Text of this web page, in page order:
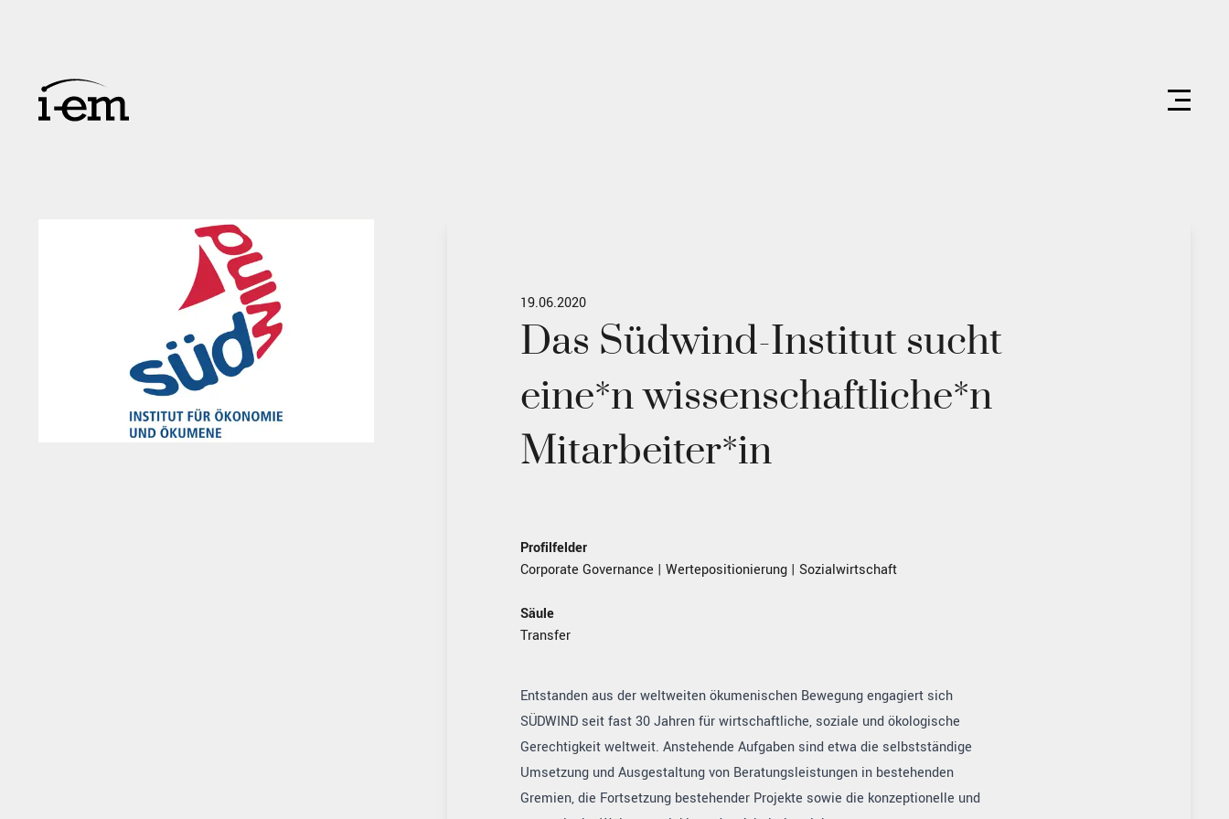
19.06.2020
Das Südwind-Institut sucht
eine*n wissenschaftliche*n
Mitarbeiter*in
Profilfelder
Corporate Governance | Wertepositionierung| Sozialwirtschaft
Säule
Transfer
Entstanden aus der weltweiten ökumenischen Bewegung engagiert sich
SÜDWIND seit fast 30 Jahren für wirtschaftliche, soziale und ökologische
Gerechtigkeit weltweit. Anstehende Aufgaben sind etwa die selbstständige
Umsetzung und Ausgestaltung von Beratungsleistungen in bestehenden
Gremien, die Fortsetzung bestehender Projekte sowie die konzeptionelle und